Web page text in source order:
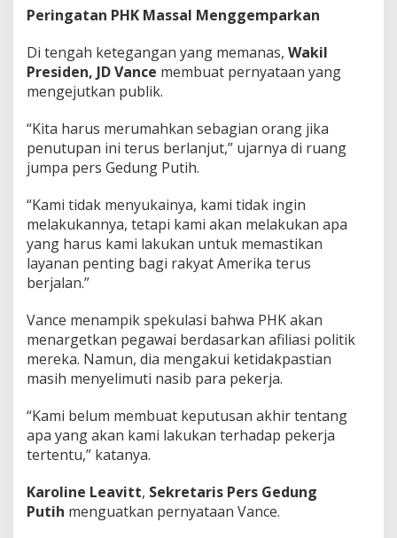
Peringatan PHK Massal Menggemparkan
Di tengah ketegangan yang memanas, Wakil
Presiden, JD Vance membuat pernyataan yang
mengejutkan publik.
“Kita harus merumahkan sebagian orang jika
penutupan ini terus berlanjut,” ujarnya di ruang
jumpa pers Gedung Putih.
“Kami tidak menyukainya, kami tidak ingin
melakukannya, tetapi kami akan melakukan apa
yang harus kami lakukan untuk memastikan
layanan penting bagi rakyat Amerika terus
berjalan.”
Vance menampik spekulasi bahwa PHK akan
menargetkan pegawai berdasarkan afiliasi politik
mereka. Namun, dia mengakui ketidakpastian
masih menyelimuti nasib para pekerja.
“Kami belum membuat keputusan akhir tentang
apa yang akan kami lakukan terhadap pekerja
tertentu,” katanya.
Karoline Leavitt, Sekretaris Pers Gedung
Putih menguatkan pernyataan Vance.